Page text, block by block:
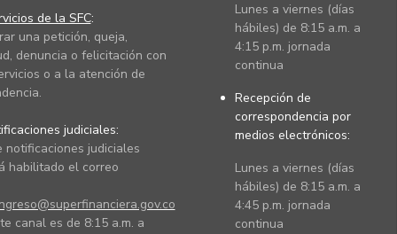
de la SFC:
una petición, queja,
denuncia o felicitación con
o a la atención de
judiciales:
notificaciones judiciales
habilitado el correo
canal es de 8:15 a.m. a
Lunes a viernes (días
hábiles) de 8:15 a.m. a
4:15 p.m. jornada
continua
Recepción de
correspondencia por
medios electrónicos:
Lunes a viernes (días
hábiles) de 8:15 a.m. a
4:45 p.m. jornada
continua